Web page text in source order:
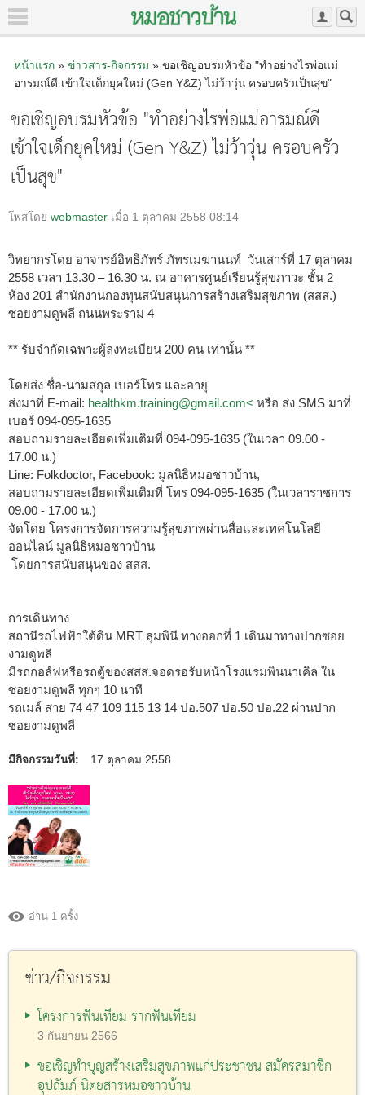
หน้าแรก» ข่าวสาร-กิจกรรม » ขอเชิญอบรมหัวข้อ "ทำอย่างไรพ่อแม่
อารมณ์ดี เข้าใจเด็กยุคใหม่ (Gen Y&Z) ไม่ว้าวุ่น ครอบครัวเป็นสุข"
ขอเชิญอบรมหัวข้อ "ทำอย่างไรพ่อแม่อารมณ์ดี
เข้าใจเด็กยุคใหม่ (Gen Y&Z) ไม่ว้าวุ่น ครอบครัว
เป็นสุข"
โพสโดย webmaster เมื่อ 1 ตุลาคม 2558 08:14
วิทยากรโดย อาจารย์อิทธิภัทร์ ภัทรเมฆานนท์ วันเสาร์ที่ 17 ตุลาคม
2558 เวลา 13.30 – 16.30 น. ณ อาคารศูนย์เรียนรู้สุขภาวะ ชั้น 2
ห้อง 201 สำนักงานกองทุนสนับสนุนการสร้างเสริมสุขภาพ (สสส.)
ซอยงามดูพลี ถนนพระราม 4
** รับจำกัดเฉพาะผู้ลงทะเบียน 200 คน เท่านั้น **
โดยส่ง ชื่อ-นามสกุล เบอร์โทร และอายุ
ส่งมาที่ E-mail: healthkm.training@gmail.com< หรือ ส่ง SMS มาที่
เบอร์ 094-095-1635
สอบถามรายละเอียดเพิ่มเติมที่ 094-095-1635 (ในเวลา 09.00 -
17.00 น.)
Line: Folkdoctor, Facebook: มูลนิธิหมอชาวบ้าน,
สอบถามรายละเอียดเพิ่มเติมที่ โทร 094-095-1635 (ในเวลาราชการ
09.00 - 17.00 น.)
จัดโดย โครงการจัดการความรู้สุขภาพผ่านสื่อและเทคโนโลยี
ออนไลน์ มูลนิธิหมอชาวบ้าน
โดยการสนับสนุนของ สสส.
การเดินทาง
สถานีรถไฟฟ้าใต้ดิน MRT ลุมพินี ทางออกที่ 1 เดินมาทางปากซอย
งามดูพลี
มีรถกอล์ฟหรือรถตู้ของสสส.จอดรอรับหน้าโรงแรมพินนาเคิล ใน
ซอยงามดูพลี ทุกๆ 10 นาที
รถเมล์ สาย 74 47 109 115 13 14 ปอ.507 ปอ.50 ปอ.22 ผ่านปาก
ซอยงามดูพลี
มีกิจกรรมวันที่: 17 ตุลาคม 2558
อ่าน 1 ครั้ง
ข่าว/กิจกรรม
โครงการฟันเทียม รากฟันเทียม
3 กันยายน 2566
ขอเชิญทำบุญสร้างเสริมสุขภาพแก่ประชาชน สมัครสมาชิก
อุปถัมภ์ นิตยสารหมอชาวบ้าน